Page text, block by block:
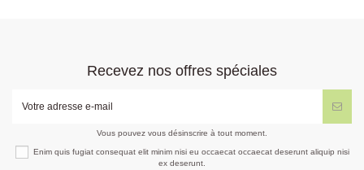
Recevez nos offres spéciales
Vous pouvez vous désinscrire à tout moment.
Enim quis fugiat consequat elit minim nisi eu occaecat occaecat deserunt aliquip nisi
ex deserunt.